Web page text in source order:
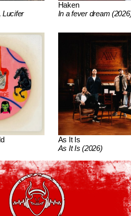
Lucifer
Haken
In a fever dream
As It Is
As It Is (2026)